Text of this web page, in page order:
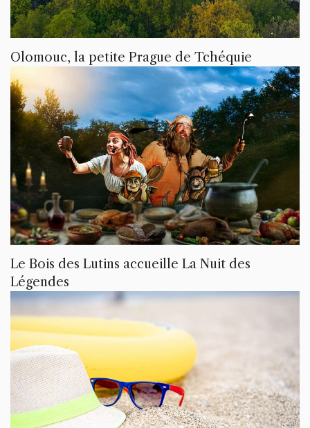
Olomouc, la petite Prague de Tchéquie
Le Bois des Lutins accueille La Nuit des
Légendes